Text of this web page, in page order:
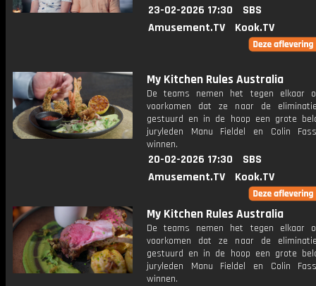
23-02-2026 17:30
SBS
Amusement.TV
Kook.TV
My Kitchen Rules Australia
De teams nemen het tegen elkaar
voorkomen dat ze naar de
gestuurd en in de hoop een grote
juryleden Manu Fieldel en Colin
winnen.
20-02-2026 17:30
SBS
Amusement.TV
Kook.TV
My Kitchen Rules Australia
De teams nemen het tegen elkaar
voorkomen dat ze naar de
gestuurd en in de hoop een grote
juryleden Manu Fieldel en Colin
winnen.